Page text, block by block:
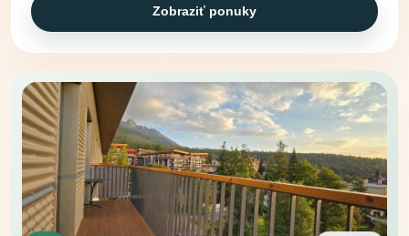
Zobraziť ponuky